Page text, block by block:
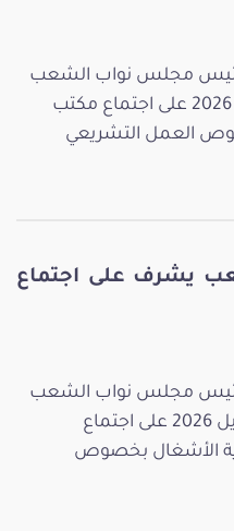
رئيس مجلس نواب الشعب
صباح اليوم الخميس 26 مارس 2026 على اجتماع مكتب
العمل التشريعي
يشرف على اجتماع
رئيس مجلس نواب الشعب
بعد ظهر اليوم الخميس 23 أفريل 2026 على اجتماع
الأشغال بخصوص